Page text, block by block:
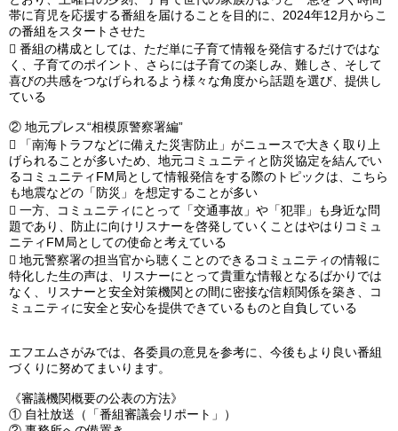
帯に育児を応援する番組を届けることを目的に、2024年12月からこ
の番組をスタートさせた
 番組の構成としては、ただ単に子育て情報を発信するだけではな
く、子育てのポイント、さらには子育ての楽しみ、難しさ、そして
喜びの共感をつなげられるよう様々な角度から話題を選び、提供し
ている
② 地元プレス“相模原警察署編”

「南海トラフなどに備えた災害防止」がニュースで大きく取り上
げられることが多いため、地元コミュニティと防災協定を結んでい
るコミュニティFM局として情報発信をする際のトピックは、こちら
も地震などの「防災」を想定することが多い
 一方、コミュニティにとって「交通事故」や「犯罪」も身近な問
題であり、防止に向けリスナーを啓発していくことはやはりコミュ
ニティFM局としての使命と考えている
 地元警察署の担当官から聴くことのできるコミュニティの情報に
特化した生の声は、リスナーにとって貴重な情報となるばかりでは
なく、リスナーと安全対策機関との間に密接な信頼関係を築き、コ
ミュニティに安全と安心を提供できているものと自負している
エフエムさがみでは、各委員の意見を参考に、今後もより良い番組
づくりに努めてまいります。
《審議機関概要の公表の方法》
① 自社放送（「番組審議会リポート」）